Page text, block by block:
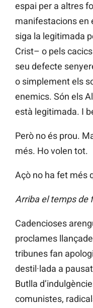
espai per a altres
manifestacions en
siga la legitimada
Crist– o pels
seu defecte
o simplement els
enemics. Són els
està legitimada. I
Però no és prou.
més. Ho volen tot.
Açò no ha fet més
Arriba el temps de
Cadencioses
proclames
tribunes fan
destil·lada a
Butlla
comunistes,